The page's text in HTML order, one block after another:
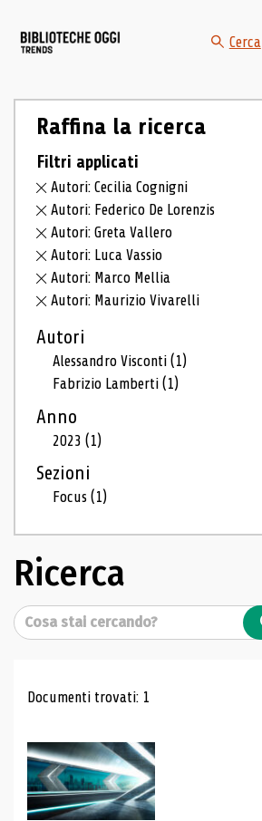
Cerca
Raffina la ricerca
Filtri applicati
Autori: Cecilia Cognigni
Autori: Federico De Lorenzis
Autori: Greta Vallero
Autori: Luca Vassio
Autori: Marco Mellia
Autori: Maurizio Vivarelli
Autori
Alessandro Visconti(1)
Fabrizio Lamberti(1)
Anno
2023(1)
Sezioni
Focus(1)
Ricerca
Cerca
Risultati di ricerca
Documenti trovati: 1